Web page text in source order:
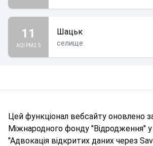
11
AQI PM2.5
Шацьк
селище
Цей функціонал вебсайту оновлено
Міжнародного фонду "Відродження"
"Адвокація відкритих даних через